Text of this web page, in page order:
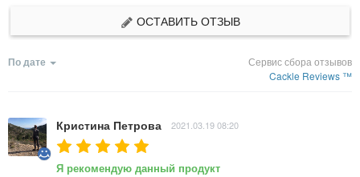
ОСТАВИТЬ ОТЗЫВ
По дате
Сервис сбора отзывов
Cackle Reviews ™
Кристина Петрова 2021.03.19 08:20
Я рекомендую данный продукт